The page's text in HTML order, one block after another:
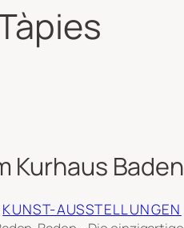
Kurhaus
KUNST-AUSSTELLUNGEN